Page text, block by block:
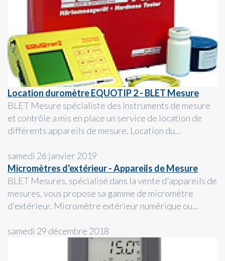
Location duromètre EQUOTIP 2 - BLET Mesure
BLET Mesure spécialiste des instruments de mesure
et contrôle a mis en place un service de location de
différents appareils de mesure. Location du...
samedi 26 janvier 2019
Micromètres d'extérieur - Appareils de Mesure
BLET Mesures, spécialisé dans la vente d'appareils de
mesures, vous propose sa gamme de micromètre
d'extérieur. Micromètre extérieur numérique ou...
samedi 29 décembre 2018